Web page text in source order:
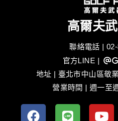
高爾夫
聯絡電話 |
官方LINE |
地址 | 臺北市中山區敬
營業時間 | 週一至